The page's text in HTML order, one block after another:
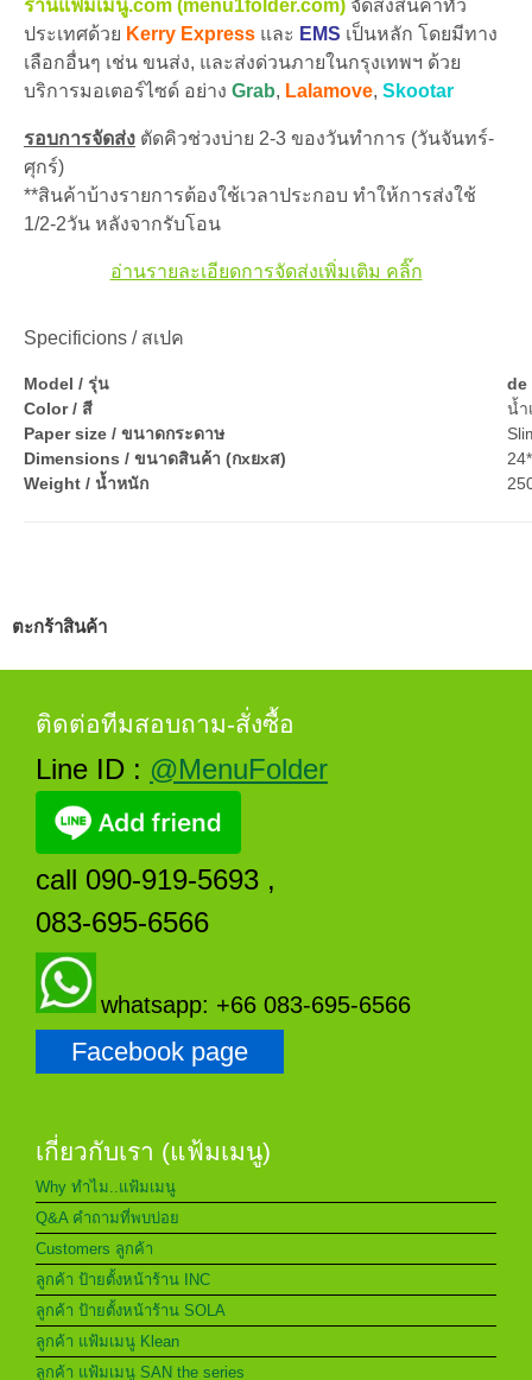
ร้านแฟ้มเมนู.com (menu1folder.com) จัดส่งสินค้าทั่ว
ประเทศด้วย Kerry Express และ EMS เป็นหลัก โดยมีทาง
เลือกอื่นๆ เช่น ขนส่ง, และส่งด่วนภายในกรุงเทพฯ ด้วย
บริการมอเตอร์ไซด์ อย่าง Grab, Lalamove, Skootar
รอบการจัดส่ง ตัดคิวช่วงบ่าย 2-3 ของวันทำการ (วันจันทร์-
ศุกร์)
**สินค้าบ้างรายการต้องใช้เวลาประกอบ ทำให้การส่งใช้
1/2-2วัน หลังจากรับโอน
อ่านรายละเอียดการจัดส่งเพิ่มเติม คลิ๊ก
Specificions / สเปค
Model / รุ่น
de
Color / สี
น้ำ
Paper size / ขนาดกระดาษ
Dimensions / ขนาดสินค้า (กxยxส)
Weight / น้ำหนัก
ตะกร้าสินค้า
ติดต่อทีมสอบถาม-สั่งซื้อ
Line ID : @MenuFolder
call 090-919-5693 ,
083-695-6566
whatsapp: +66 083-695-6566
Facebook page
เกี่ยวกับเรา (แฟ้มเมนู)
Why ทำไม..แฟ้มเมนู
Q&A คำถามที่พบบ่อย
Customers ลูกค้า
ลูกค้า ป้ายตั้งหน้าร้าน INC
ลูกค้า ป้ายตั้งหน้าร้าน SOLA
ลูกค้า แฟ้มเมนู Klean
ลูกค้า แฟ้มเมนู SAN the series